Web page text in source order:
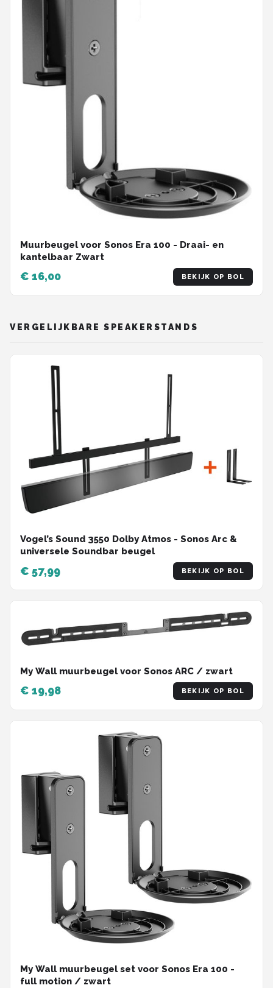
Muurbeugel voor Sonos Era 100 - Draai- en
kantelbaar Zwart
€ 16,00 BEKIJK OP BOL
VERGELIJKBARE SPEAKERSTANDS
Vogel’s Sound 3550 Dolby Atmos - Sonos Arc &
universele Soundbar beugel
€ 57,99 BEKIJK OP BOL
My Wall muurbeugel voor Sonos ARC / zwart
€ 19,98 BEKIJK OP BOL
My Wall muurbeugel set voor Sonos Era 100 -
full motion / zwart